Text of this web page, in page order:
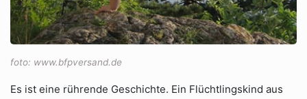
foto: www.bfpversand.de
Es ist eine rührende Geschichte. Ein Flüchtlingskind aus